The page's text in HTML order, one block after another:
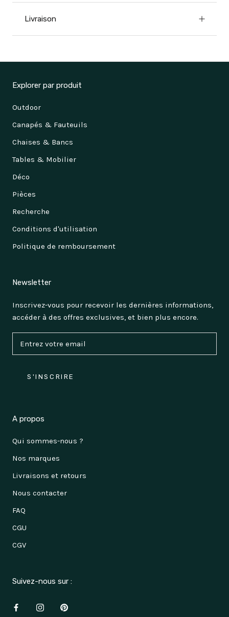
Livraison
Explorer par produit
Outdoor
Canapés & Fauteuils
Chaises & Bancs
Tables & Mobilier
Déco
Pièces
Recherche
Conditions d'utilisation
Politique de remboursement
Newsletter
Inscrivez-vous pour recevoir les dernières informations,
accéder à des offres exclusives, et bien plus encore.
S'INSCRIRE
A propos
Qui sommes-nous ?
Nos marques
Livraisons et retours
Nous contacter
FAQ
CGU
CGV
Suivez-nous sur :